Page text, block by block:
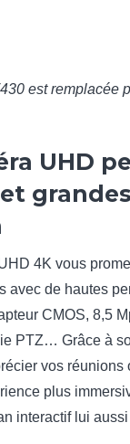
est remplacée
UHD
4K vous
avec de hautes
CMOS, 8,5
PTZ… Grâce à
vos réunions
plus
interactif lui